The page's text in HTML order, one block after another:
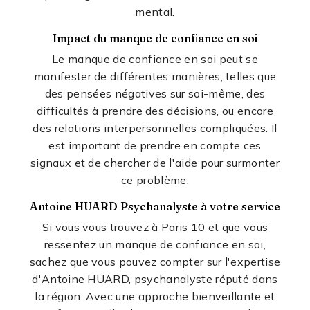
mental.
Impact du manque de confiance en soi
Le manque de confiance en soi peut se
manifester de différentes manières, telles que
des pensées négatives sur soi-même, des
difficultés à prendre des décisions, ou encore
des relations interpersonnelles compliquées. Il
est important de prendre en compte ces
signaux et de chercher de l'aide pour surmonter
ce problème.
Antoine HUARD Psychanalyste à votre service
Si vous vous trouvez à Paris 10 et que vous
ressentez un manque de confiance en soi,
sachez que vous pouvez compter sur l'expertise
d'Antoine HUARD, psychanalyste réputé dans
la région. Avec une approche bienveillante et